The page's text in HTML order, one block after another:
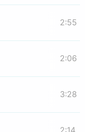
2:55
2:06
3:28